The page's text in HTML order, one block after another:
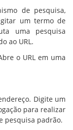
de pesquisa,
um termo de
uma pesquisa
ao URL.
o URL em uma
Digite um
para realizar
pesquisa padrão.